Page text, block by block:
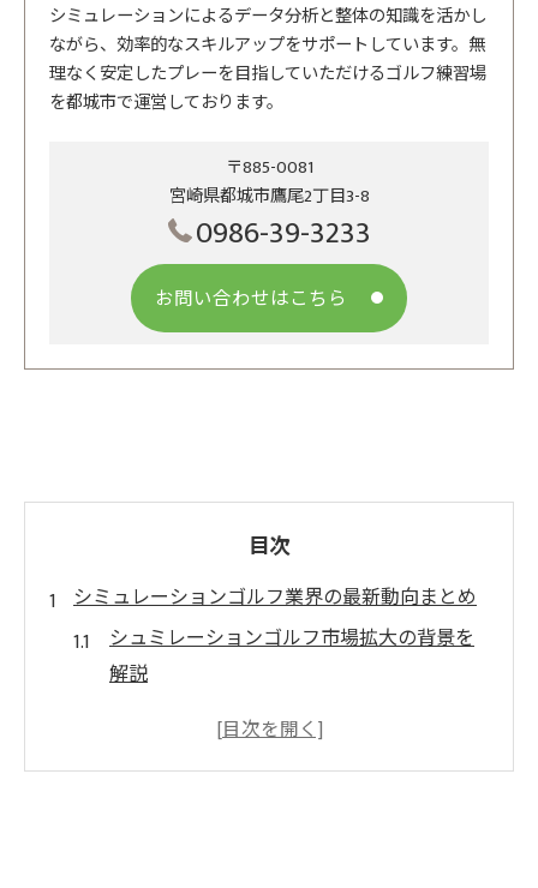
シミュレーションによるデータ分析と整体の知識を活かし
ながら、効率的なスキルアップをサポートしています。無
理なく安定したプレーを目指していただけるゴルフ練習場
を都城市で運営しております。
〒885-0081
宮崎県都城市鷹尾2丁目3-8
0986-39-3233
お問い合わせはこちら
目次
シミュレーションゴルフ業界の最新動向まとめ
シュミレーションゴルフ市場拡大の背景を
解説
新たなゴルフシミュレーション技術の潮流